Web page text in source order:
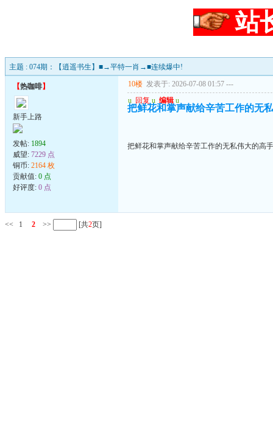
站
主题 : 074期：【逍遥书生】■→平特一肖→■连续爆中!
【热咖啡】
新手上路
发帖: 1894
威望: 7229 点
铜币: 2164 枚
贡献值: 0 点
好评度: 0 点
10楼 发表于: 2026-07-08 01:57 ---
u 回复 u 编辑 u
把鲜花和掌声献给辛苦工作的无
把鲜花和掌声献给辛苦工作的无私伟大的高
<< 1 2 >> [共2页]